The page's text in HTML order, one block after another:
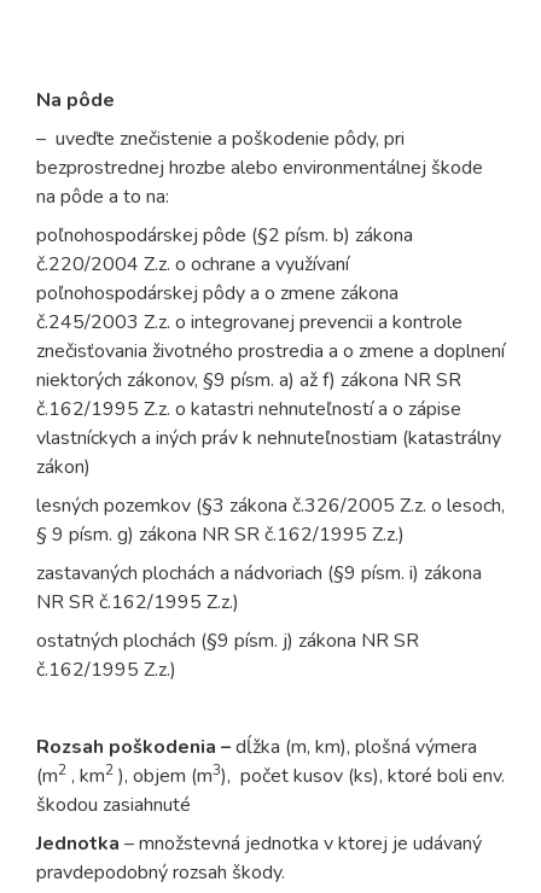
Na pôde
– uveďte znečistenie a poškodenie pôdy, pri
bezprostrednej hrozbe alebo environmentálnej škode
na pôde a to na:
poľnohospodárskej pôde (§2 písm. b) zákona
č.220/2004 Z.z. o ochrane a využívaní
poľnohospodárskej pôdy a o zmene zákona
č.245/2003 Z.z. o integrovanej prevencii a kontrole
znečisťovania životného prostredia a o zmene a doplnení
niektorých zákonov, §9 písm. a) až f) zákona NR SR
č.162/1995 Z.z. o katastri nehnuteľností a o zápise
vlastníckych a iných práv k nehnuteľnostiam (katastrálny
zákon)
lesných pozemkov (§3 zákona č.326/2005 Z.z. o lesoch,
§ 9 písm. g) zákona NR SR č.162/1995 Z.z.)
zastavaných plochách a nádvoriach (§9 písm. i) zákona
NR SR č.162/1995 Z.z.)
ostatných plochách (§9 písm. j) zákona NR SR
č.162/1995 Z.z.)
Rozsah poškodenia –dĺžka (m, km), plošná výmera
(m2 , km2 ), objem (m3), počet kusov (ks), ktoré boli env.
škodou zasiahnuté
Jednotka – množstevná jednotka v ktorej je udávaný
pravdepodobný rozsah škody.